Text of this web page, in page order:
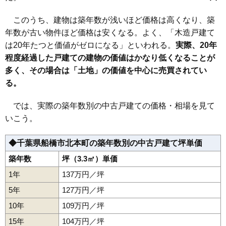
このうち、建物は築年数が浅いほど価格は高くなり、築
年数が古い物件ほど価格は安くなる。よく、「木造戸建て
は20年たつと価値がゼロになる」といわれる。 実際、20年
程度経過した戸建ての建物の価値はかなり低くなることが
多く、その場合は「土地」の価値を中心に売買されてい
る。
では、実際の築年数別の中古戸建ての価格・相場を見て
いこう。
◆千葉県船橋市北本町の築年数別の中古戸建て坪単価
築年数
坪（3.3㎡）単価
1年
137万円／坪
5年
127万円／坪
10年
109万円／坪
15年
104万円／坪
日の出藤原二子町二和西二和東本郷町本町前貝塚町 前原西
前原東
馬込町 松が丘丸山 三咲 湊町 南海神南本町
南三咲
みやぎ台三山 宮本本中山八木が谷薬円台山手坪井西坪井東
馬込西
習志野駅北習志野駅高根木戸駅高根公団駅滝不動駅 三咲駅
二和向台駅 東海神駅飯山満駅 船橋日大前駅 小室駅